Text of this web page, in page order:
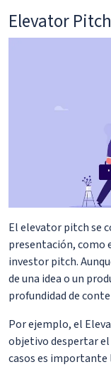
Elevator
El elevator pitch se
presentación, como
investor pitch.
de una idea o un
profundidad de
Por ejemplo, el
objetivo despertar
casos es importante